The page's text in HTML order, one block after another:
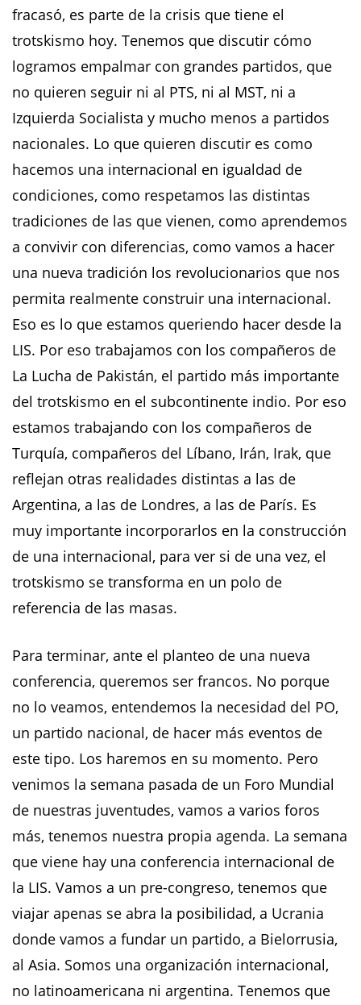
fracasó, es parte de la crisis que tiene el
trotskismo hoy. Tenemos que discutir cómo
logramos empalmar con grandes partidos, que
no quieren seguir ni al PTS, ni al MST, ni a
Izquierda Socialista y mucho menos a partidos
nacionales. Lo que quieren discutir es como
hacemos una internacional en igualdad de
condiciones, como respetamos las distintas
tradiciones de las que vienen, como aprendemos
a convivir con diferencias, como vamos a hacer
una nueva tradición los revolucionarios que nos
permita realmente construir una internacional.
Eso es lo que estamos queriendo hacer desde la
LIS. Por eso trabajamos con los compañeros de
La Lucha de Pakistán, el partido más importante
del trotskismo en el subcontinente indio. Por eso
estamos trabajando con los compañeros de
Turquía, compañeros del Líbano, Irán, Irak, que
reflejan otras realidades distintas a las de
Argentina, a las de Londres, a las de París. Es
muy importante incorporarlos en la construcción
de una internacional, para ver si de una vez, el
trotskismo se transforma en un polo de
referencia de las masas.
Para terminar, ante el planteo de una nueva
conferencia, queremos ser francos. No porque
no lo veamos, entendemos la necesidad del PO,
un partido nacional, de hacer más eventos de
este tipo. Los haremos en su momento. Pero
venimos la semana pasada de un Foro Mundial
de nuestras juventudes, vamos a varios foros
más, tenemos nuestra propia agenda. La semana
que viene hay una conferencia internacional de
la LIS. Vamos a un pre-congreso, tenemos que
viajar apenas se abra la posibilidad, a Ucrania
donde vamos a fundar un partido, a Bielorrusia,
al Asia. Somos una organización internacional,
no latinoamericana ni argentina. Tenemos que